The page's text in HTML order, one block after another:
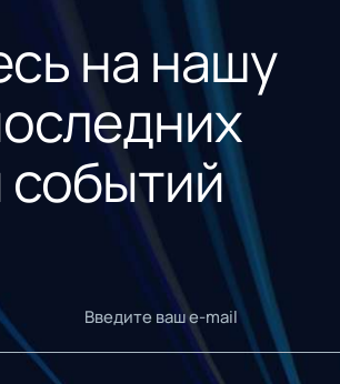
на нашу
событий